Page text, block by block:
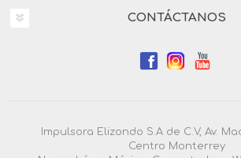
CONTÁCTANOS
Impulsora Elizondo S.A de C.V, Av.
Centro Monterrey